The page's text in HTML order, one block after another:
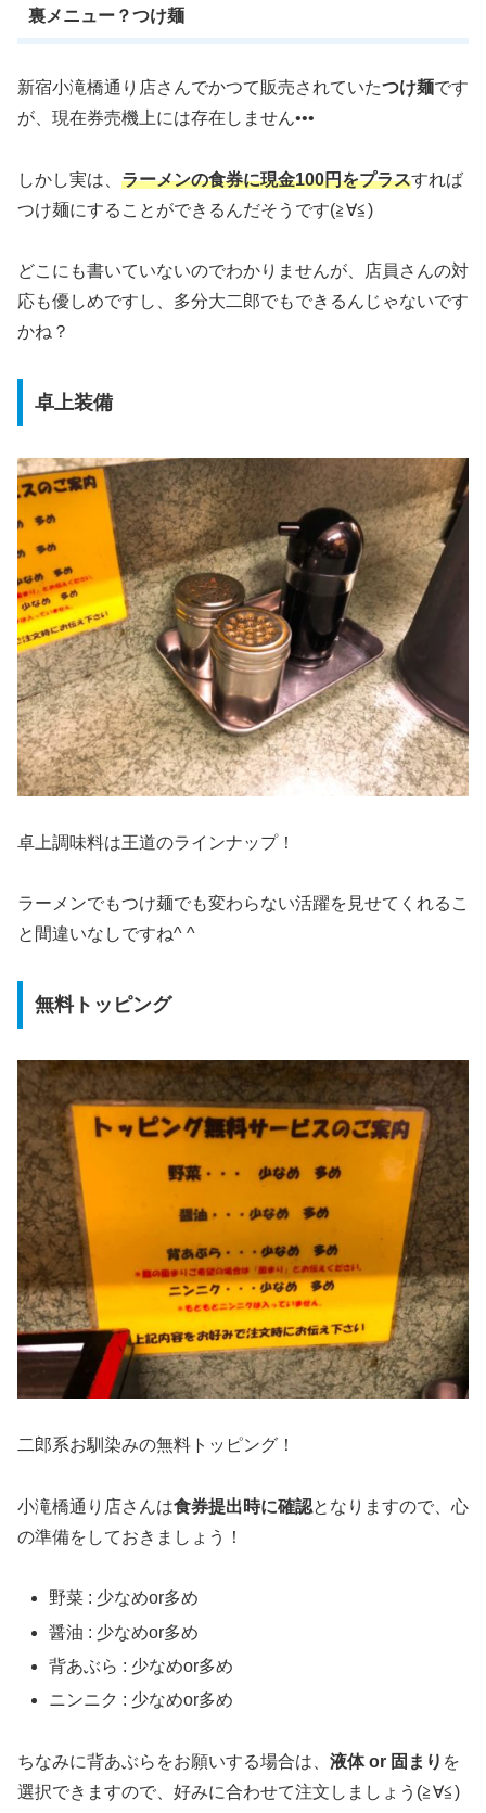
裏メニュー？つけ麺
新宿小滝橋通り店さんでかつて販売されていたつけ麺です
が、現在券売機上には存在しません•••
しかし実は、 ラーメンの食券に現金100円をプラスすれば
つけ麺にすることができるんだそうです(≧∀≦)
どこにも書いていないのでわかりませんが、店員さんの対
応も優しめですし、多分大二郎でもできるんじゃないです
かね？
卓上装備
卓上調味料は王道のラインナップ！
ラーメンでもつけ麺でも変わらない活躍を見せてくれるこ
と間違いなしですね^ ^
無料トッピング
二郎系お馴染みの無料トッピング！
小滝橋通り店さんは食券提出時に確認となりますので、心
の準備をしておきましょう！
野菜 : 少なめor多め
醤油 : 少なめor多め
背あぶら : 少なめor多め
ニンニク : 少なめor多め
ちなみに背あぶらをお願いする場合は、 液体 or 固まり を
選択できますので、好みに合わせて注文しましょう(≧∀≦)